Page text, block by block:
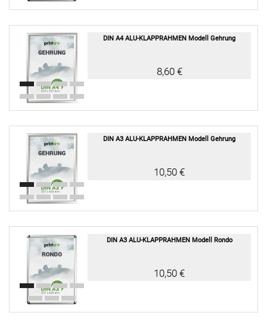
DIN A4 ALU-KLAPPRAHMEN Modell Gehrung
8,60 €
DIN A3 ALU-KLAPPRAHMEN Modell Gehrung
10,50 €
DIN A3 ALU-KLAPPRAHMEN Modell Rondo
10,50 €